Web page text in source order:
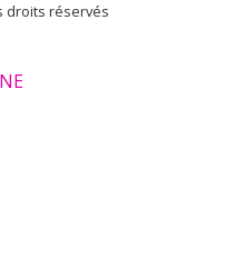
droits réservés